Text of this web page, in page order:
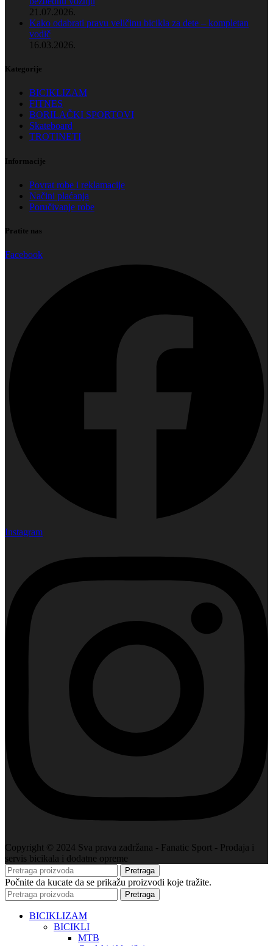
21.07.2026.
Kako odabrati pravu veličinu bicikla za dete – kompletan
vodič
16.03.2026.
Kategorije
BICIKLIZAM
FITNES
BORILAČKI SPORTOVI
Skateboard
TROTINETI
Informacije
Povrat robe i reklamacije
Načini plaćanja
Poručivanje robe
Pratite nas
Facebook
Instagram
Copyright © 2024 Sva prava zadržana - Fanatic Sport - Prodaja i
servis bicikala i dodatne opreme
Pretraga
Počnite da kucate da se prikažu proizvodi koje tražite.
Pretraga
BICIKLIZAM
BICIKLI
MTB